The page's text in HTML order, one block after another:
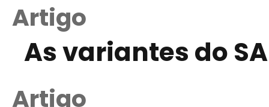
Artigo
As variantes do
Artigo